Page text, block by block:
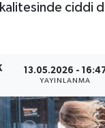
kalitesinde ciddi
13.05.2026 -
YAYINLANMA